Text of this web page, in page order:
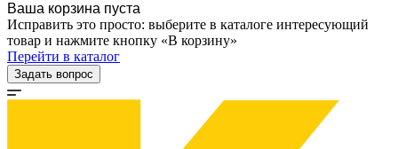
Ваша корзина пуста
Исправить это просто: выберите в каталоге интересующий
товар и нажмите кнопку «В корзину»
Перейти в каталог
Задать вопрос